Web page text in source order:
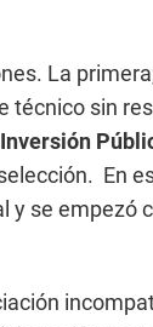
La
técnico sin
En
y se empezó